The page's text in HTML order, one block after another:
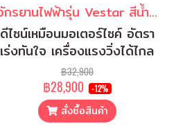
จักรยานไฟฟ้ารุ่น Vestar สีน้ำเงิน
ดีไซน์เหมือนมอเตอร์ไซค์ อัตรา
เร่งทันใจ เครื่องแรงวิ่งได้ไกล
฿32,900
฿28,900 -12%
สั่งซื้อสินค้า